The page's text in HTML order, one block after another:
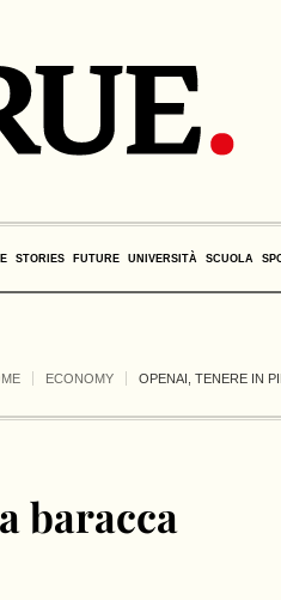
STORIES FUTURE UNIVERSITÀ SCUOLA
ECONOMY OPENAI, TENERE IN
baracca